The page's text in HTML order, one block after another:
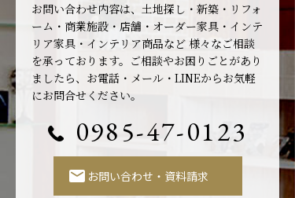
お問い合わせ内容は、土地探し・新築・リフォ
ーム・商業施設・店舗・オーダー家具・インテ
リア家具・インテリア商品など 様々なご相談
を承っております。ご相談やお困りごとがあり
ましたら、お電話・メール・LINEからお気軽
にお問合せください。
0985-47-0123
お問い合わせ・資料請求